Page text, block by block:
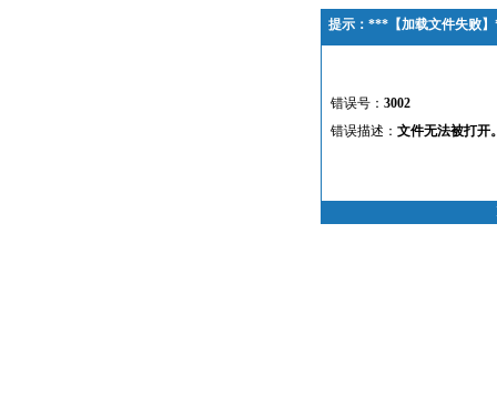
提示：***【加载文件失败
错误号： 3002
错误描述： 文件无法被打开